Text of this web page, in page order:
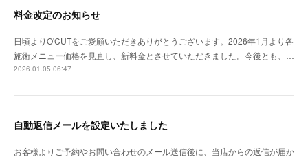
料金改定のお知らせ
日頃よりO'CUTをご愛顧いただきありがとうございます。2026年1月より各
施術メニュー価格を見直し、新料金とさせていただきました。今後とも、…
2026.01.05 06:47
自動返信メールを設定いたしました
お客様よりご予約やお問い合わせのメール送信後に、当店からの返信が届か